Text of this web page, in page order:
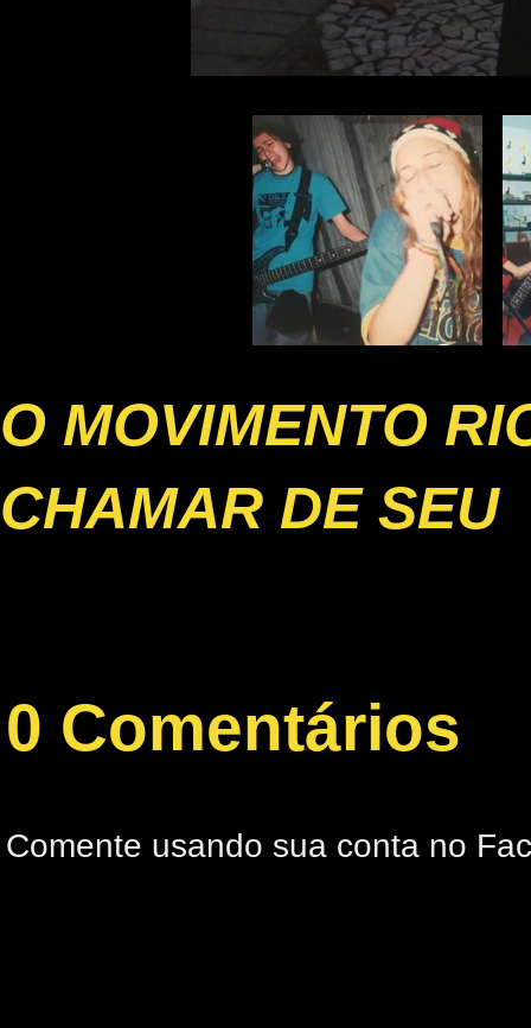
O MOVIMENTO
CHAMAR DE SEU
0 Comentários
Comente usando sua conta no